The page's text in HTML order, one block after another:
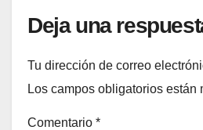
Deja una
Tu dirección de correo
Los campos obligatorios están
Comentario *